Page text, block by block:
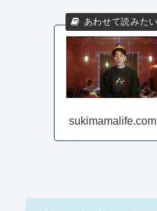
sukimamalife.com